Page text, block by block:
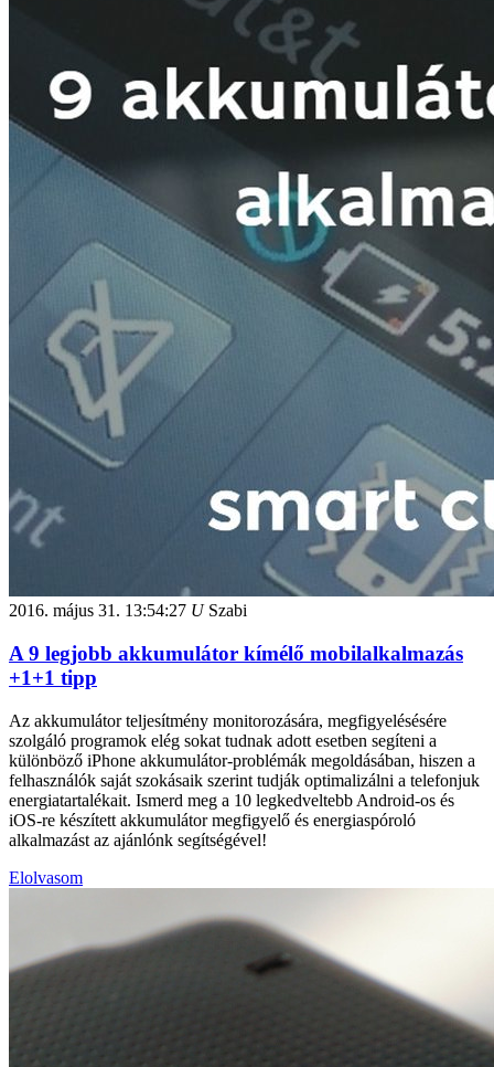
2016. május 31. 13:54:27 USzabi
A 9 legjobb akkumulátor kímélő mobilalkalmazás
+1+1 tipp
Az akkumulátor teljesítmény monitorozására, megfigyelésésére
szolgáló programok elég sokat tudnak adott esetben segíteni a
különböző iPhone akkumulátor-problémák megoldásában, hiszen a
felhasználók saját szokásaik szerint tudják optimalizálni a telefonjuk
energiatartalékait. Ismerd meg a 10 legkedveltebb Android-os és
iOS-re készített akkumulátor megfigyelő és energiaspóroló
alkalmazást az ajánlónk segítségével!
Elolvasom